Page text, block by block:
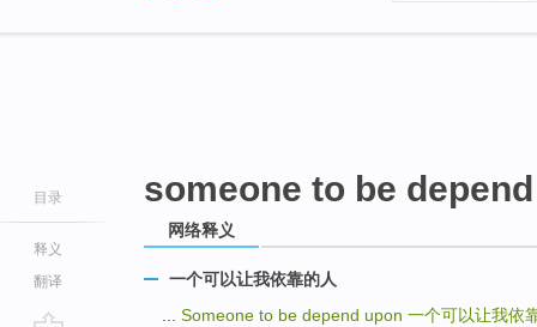
目录
释义
翻译
someone to be
网络释义
一个可以让我依靠的人
Someone to be depend upon 一个可以让我依